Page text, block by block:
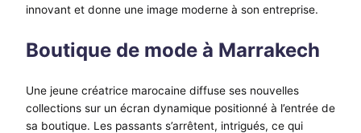
innovant et donne une image moderne à son entreprise.
Boutique de mode à Marrakech
Une jeune créatrice marocaine diffuse ses nouvelles
collections sur un écran dynamique positionné à l’entrée de
sa boutique. Les passants s’arrêtent, intrigués, ce qui